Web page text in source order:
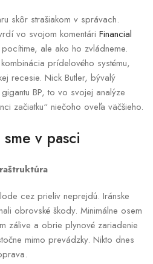
skôr strašiakom v správach.
vo svojom komentári Financial
ale ako ho zvládneme.
prídelového systému,
recesie. Nick Butler, bývalý
BP, to vo svojej analýze
začiatku“ niečoho oveľa väčšieho.
v pasci
cez prieliv neprejdú. Iránske
obrovské škody. Minimálne osem
zálive a obrie plynové zariadenie
mimo prevádzky. Nikto dnes